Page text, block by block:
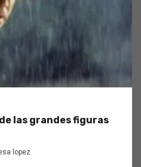
las grandes figuras
lopez